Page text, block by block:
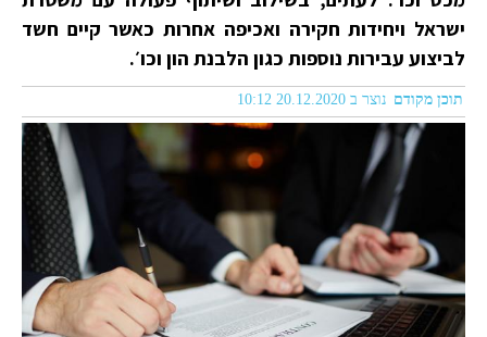
ישראל ויחידות חקירה ואכיפה אחרות כאשר קיים חשד
לביצוע עבירות נוספות כגון הלבנת הון וכו׳.
תוכן מקודם נוצר ב 20.12.2020 10:12